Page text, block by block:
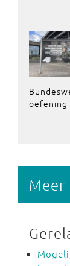
oefening
Meer